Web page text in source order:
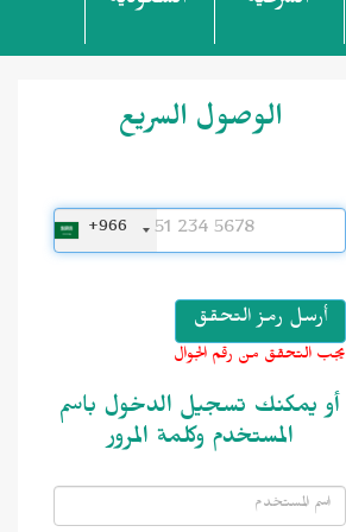
الوصول السريع
+966
يجب التحقق من رقم الجوال
أو يمكنك تسجيل الدخول باسم
المستخدم وكلمة المرور